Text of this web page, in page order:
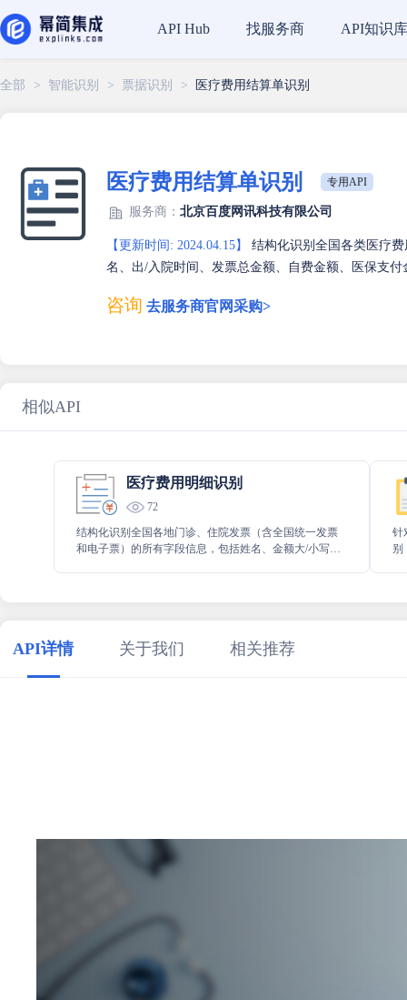
API Hub 找服务商 API知识库
全部 > 智能识别 > 票据识别 > 医疗费用结算单识别
医疗费用结算单识别 专用API
服务商： 北京百度网讯科技有限公司
【更新时间: 2024.04.15】
结构化识别全国各类医疗
名、出/入院时间、发票总金额、自费金额、医保支付
咨询 去服务商官网采购>
相似API
医疗费用明细识别
72
结构化识别全国各地门诊、住院发票（含全国统一发票
和电子票）的所有字段信息，包括姓名、金额大/小写、
针
别
API详情 关于我们 相关推荐